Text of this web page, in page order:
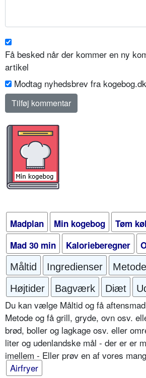
Få besked når der kommer en ny
artikel
Modtag nyhedsbrev fra kogebog.dk
Madplan Min kogebog Tøm
Mad 30 min
Kalorieberegner
Måltid Ingredienser Metode
Højtider
Bagværk Diæt
Du kan vælge Måltid og få
Metode og få grill, gryde, ovn osv.
brød, boller og lagkage osv. eller
liter og udenlandske mål - der er er
imellem - Eller prøv en af vores
Airfryer